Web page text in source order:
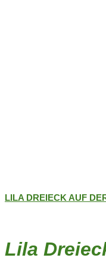
LILA DREIECK AUF
Lila